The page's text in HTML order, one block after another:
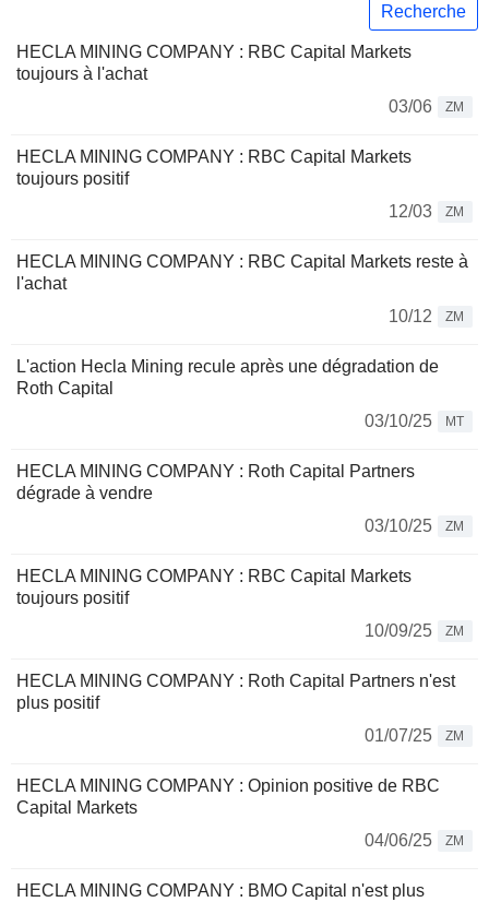
Recherche
HECLA MINING COMPANY : RBC Capital Markets
toujours à l'achat
03/06
ZM
HECLA MINING COMPANY : RBC Capital Markets
toujours positif
12/03
ZM
HECLA MINING COMPANY : RBC Capital Markets reste à
l'achat
10/12
ZM
L'action Hecla Mining recule après une dégradation de
Roth Capital
03/10/25
MT
HECLA MINING COMPANY : Roth Capital Partners
dégrade à vendre
03/10/25
ZM
HECLA MINING COMPANY : RBC Capital Markets
toujours positif
10/09/25
ZM
HECLA MINING COMPANY : Roth Capital Partners n'est
plus positif
01/07/25
ZM
HECLA MINING COMPANY : Opinion positive de RBC
Capital Markets
04/06/25
ZM
HECLA MINING COMPANY : BMO Capital n'est plus